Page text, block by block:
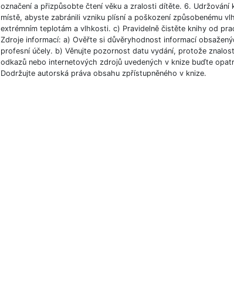
označení a přizpůsobte čtení věku a zralosti dítěte. 6.
místě, abyste zabránili vzniku plísní a poškození způsobenému
extrémním teplotám a vlhkosti. c) Pravidelně čistěte knihy od
Zdroje informací: a) Ověřte si důvěryhodnost informací
profesní účely. b) Věnujte pozornost datu vydání, protože
odkazů nebo internetových zdrojů uvedených v knize buďte
Dodržujte autorská práva obsahu zpřístupněného v knize.